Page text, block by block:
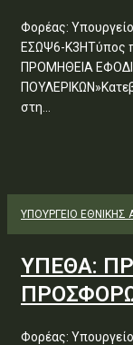
Φορέας:
ΕΣΩΨ6-Κ3ΗΤύπος
ΠΡΟΜΗΘΕΙΑ
στη...
ΥΠΟΥΡΓΕΊΟ ΕΘΝΙΚΉΣ
ΥΠΕΘΑ:
Φορέας: